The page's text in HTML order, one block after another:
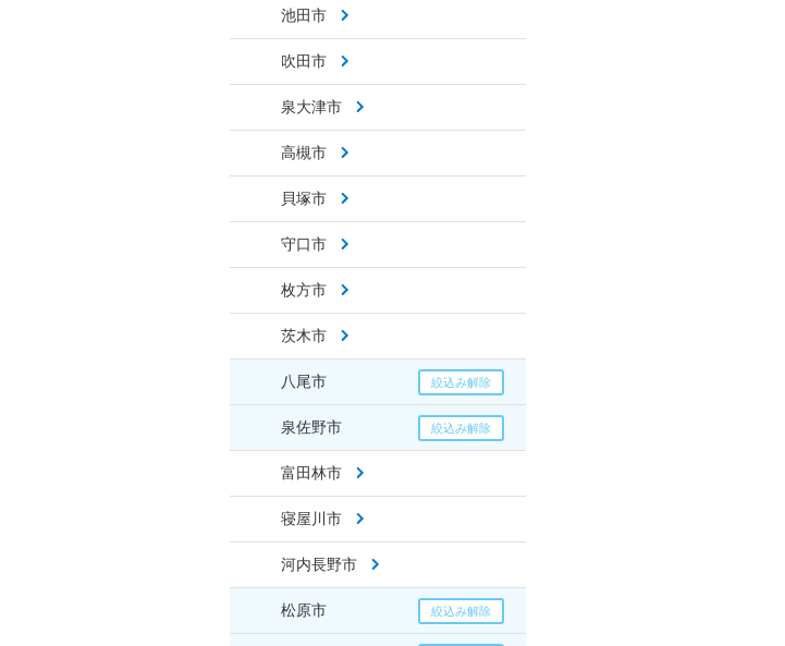
池田市
吹田市
泉大津市
高槻市
貝塚市
守口市
枚方市
茨木市
八尾市
泉佐野市
富田林市
寝屋川市
河内長野市
松原市